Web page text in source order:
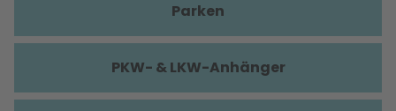
Parken
PKW- & LKW-Anhänger